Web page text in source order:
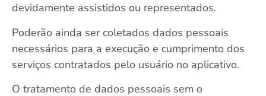
devidamente assistidos ou representados.
Poderão ainda ser coletados dados pessoais
necessários para a execução e cumprimento dos
serviços contratados pelo usuário no aplicativo.
O tratamento de dados pessoais sem o